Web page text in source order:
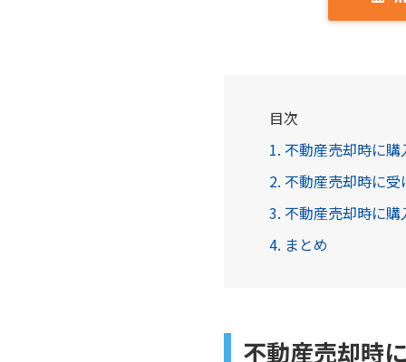
目次
1. 不動産売却時に
2. 不動産売却時に
3. 不動産売却時に
4. まとめ
不動産売却時